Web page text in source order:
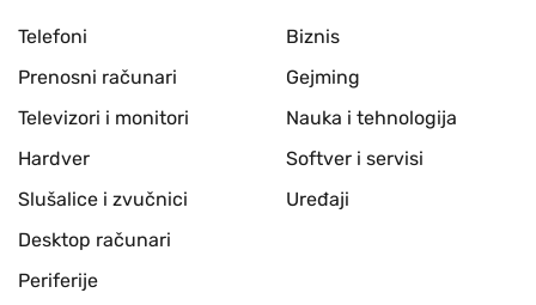
Telefoni
Prenosni računari
Televizori i monitori
Hardver
Slušalice i zvučnici
Desktop računari
Periferije
Biznis
Gejming
Nauka i tehnologija
Softver i servisi
Uređaji